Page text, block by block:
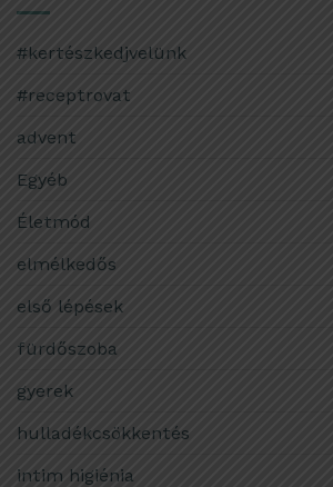
#kertészkedjvelünk
#receptrovat
advent
Egyéb
Életmód
elmélkedős
első lépések
fürdőszoba
gyerek
hulladékcsökkentés
intim higiénia